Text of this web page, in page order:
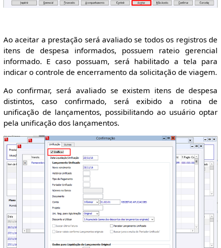
Ao aceitar a prestação será avaliado se todos os registros de
itens de despesa informados, possuem rateio gerencial
informado. E caso possuam, será habilitado a tela para
indicar o controle de encerramento da solicitação de viagem.
Ao confirmar, será avaliado se existem itens de despesa
distintos, caso confirmado, será exibido a rotina de
unificação de lançamentos, possibilitando ao usuário optar
pela unificação dos lançamentos.